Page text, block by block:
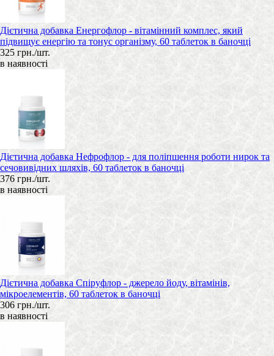
Дієтична добавка Енергофлор - вітамінний комплес, який
підвищує енергію та тонус організму, 60 таблеток в баночці
325 грн./шт.
в наявності
Дієтична добавка Нефрофлор - для поліпшення роботи нирок та
сечовивідних шляхів, 60 таблеток в баночці
376 грн./шт.
в наявності
Дієтична добавка Спіруфлор - джерело йоду, вітамінів,
мікроелементів, 60 таблеток в баночці
306 грн./шт.
в наявності